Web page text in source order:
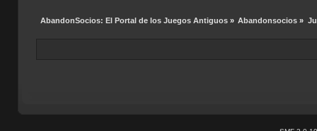
AbandonSocios: El Portal de los Juegos Antiguos» Abandonsocios »